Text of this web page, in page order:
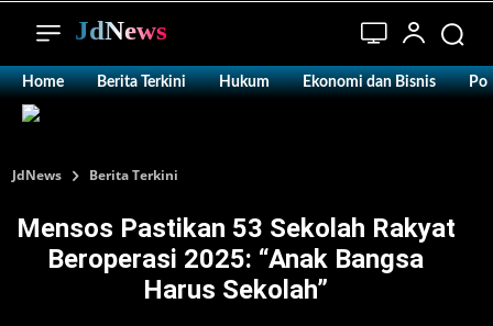
JdNews
Home Berita Terkini Hukum Ekonomi dan Bisnis
JdNews Berita Terkini
Mensos Pastikan 53 Sekolah Rakyat
Beroperasi 2025: “Anak Bangsa
Harus Sekolah”